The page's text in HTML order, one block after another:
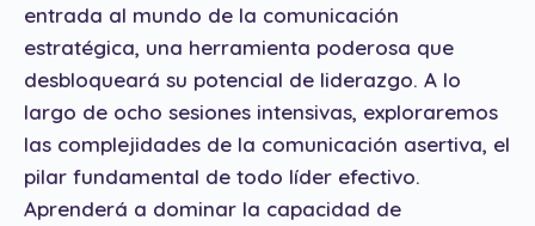
entrada al mundo de la comunicación
estratégica, una herramienta poderosa que
desbloqueará su potencial de liderazgo. A lo
largo de ocho sesiones intensivas, exploraremos
las complejidades de la comunicación asertiva, el
pilar fundamental de todo líder efectivo.
Aprenderá a dominar la capacidad de